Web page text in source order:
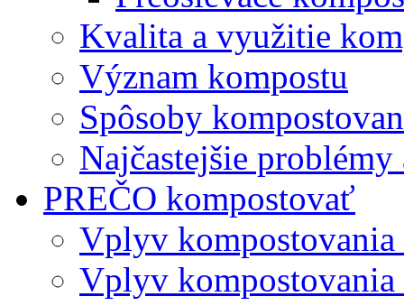
Kvalita a využitie
Význam kompostu
Spôsoby
Najčastejšie problémy
PREČO kompostovať
Vplyv kompostovania
Vplyv